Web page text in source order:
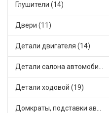
Глушители (14)
Двери (11)
Детали двигателя (14)
Детали салона автомобиля (37)
Детали ходовой (19)
Домкраты, подставки автомобильные (1)